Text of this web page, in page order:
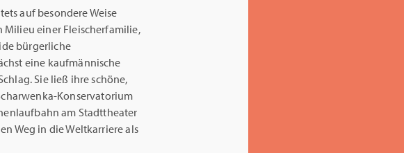
auf besondere Weise
Milieu einer Fleischerfamilie,
bürgerliche
eine kaufmännische
Sie ließ ihre schöne,
Konservatorium
am Stadttheater
Weg in die Weltkarriere als